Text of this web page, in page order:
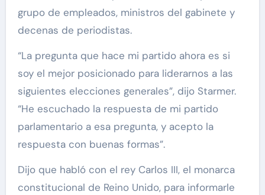
grupo de empleados, ministros del gabinete y
decenas de periodistas.
“La pregunta que hace mi partido ahora es si
soy el mejor posicionado para liderarnos a las
siguientes elecciones generales”, dijo Starmer.
“He escuchado la respuesta de mi partido
parlamentario a esa pregunta, y acepto la
respuesta con buenas formas”.
Dijo que habló con el rey Carlos III, el monarca
constitucional de Reino Unido, para informarle